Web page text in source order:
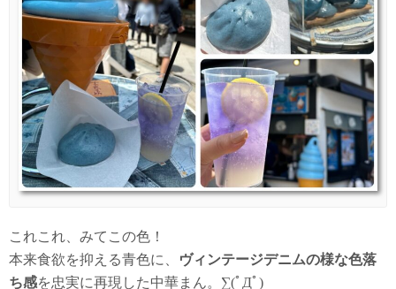
これこれ、みてこの色！
本来食欲を抑える青色に、
ヴィンテージデニムの様な色落
ち感を忠実に再現した中華まん。∑(ﾟДﾟ)